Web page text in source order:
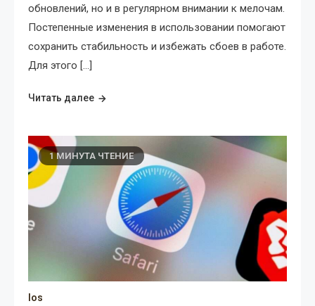
обновлений, но и в регулярном внимании к мелочам.
Постепенные изменения в использовании помогают
сохранить стабильность и избежать сбоев в работе.
Для этого […]
Читать далее
1 МИНУТА ЧТЕНИЕ
Ios